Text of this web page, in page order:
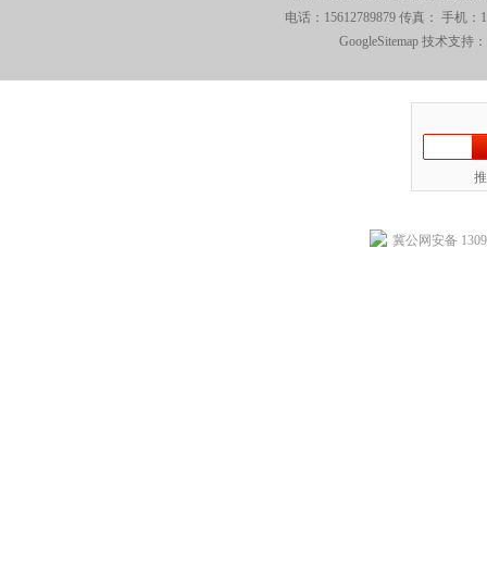
电话：15612789879 传真： 手机
GoogleSitemap技术支持
冀公网安备